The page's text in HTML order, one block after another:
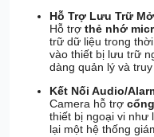
Hỗ Trợ Lưu Trữ
Hỗ trợthẻ nhớ
trữ dữ liệu trong
vào thiết bị lưu trữ
dàng quản lý và
Kết Nối Audio/
Camera hỗ trợ
thiết bị ngoại vi như
lại một hệ thống